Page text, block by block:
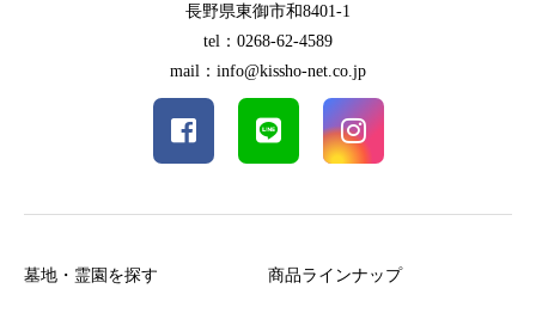
長野県東御市和8401-1
tel：0268-62-4589
mail：info@kissho-net.co.jp
墓地・霊園を探す 商品ラインナップ